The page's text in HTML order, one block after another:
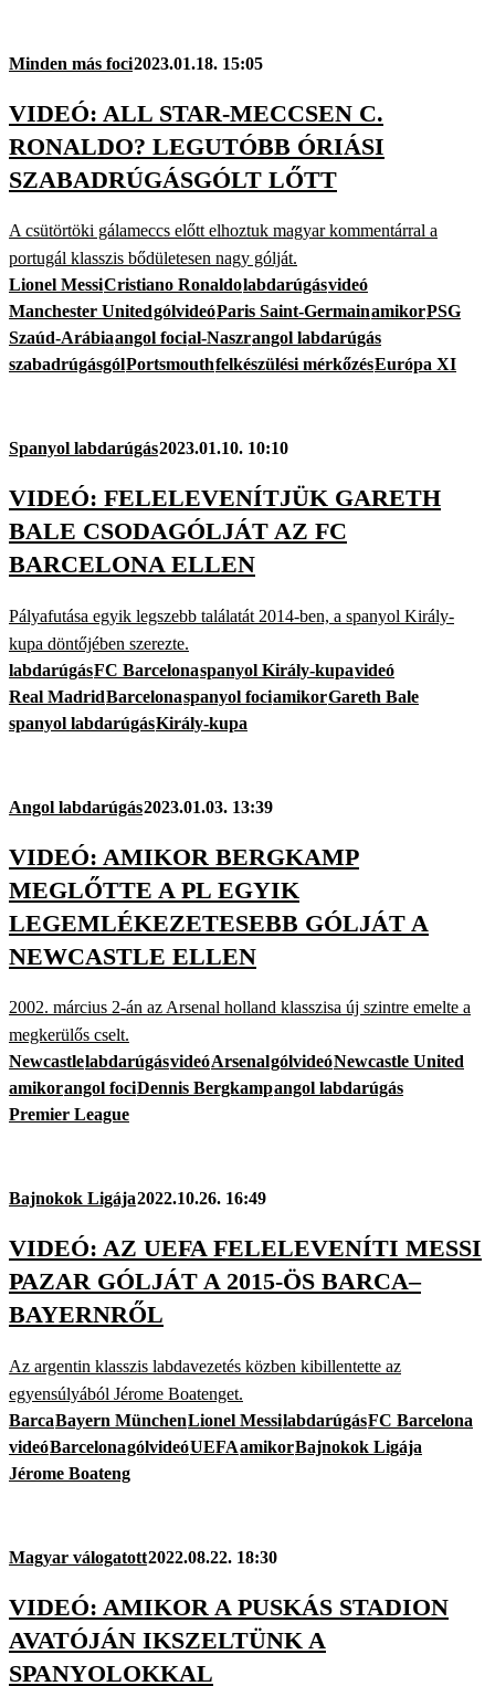
Minden más foci2023.01.18. 15:05
VIDEÓ: ALL STAR-MECCSEN C.
RONALDO? LEGUTÓBB ÓRIÁSI
SZABADRÚGÁSGÓLT LŐTT
A csütörtöki gálameccs előtt elhoztuk magyar kommentárral a
portugál klasszis bődületesen nagy gólját.
Lionel MessiCristiano Ronaldolabdarúgásvideó
Manchester UnitedgólvideóParis Saint-GermainamikorPSG
Szaúd-Arábiaangol focial-Naszrangol labdarúgás
szabadrúgásgólPortsmouthfelkészülési mérkőzésEurópa XI
Spanyol labdarúgás2023.01.10. 10:10
VIDEÓ: FELELEVENÍTJÜK GARETH
BALE CSODAGÓLJÁT AZ FC
BARCELONA ELLEN
Pályafutása egyik legszebb találatát 2014-ben, a spanyol Király-
kupa döntőjében szerezte.
labdarúgásFC Barcelonaspanyol Király-kupavideó
Real MadridBarcelonaspanyol fociamikorGareth Bale
spanyol labdarúgásKirály-kupa
Angol labdarúgás2023.01.03. 13:39
VIDEÓ: AMIKOR BERGKAMP
MEGLŐTTE A PL EGYIK
LEGEMLÉKEZETESEBB GÓLJÁT A
NEWCASTLE ELLEN
2002. március 2-án az Arsenal holland klasszisa új szintre emelte a
megkerülős cselt.
NewcastlelabdarúgásvideóArsenalgólvideóNewcastle United
amikorangol fociDennis Bergkampangol labdarúgás
Premier League
Bajnokok Ligája2022.10.26. 16:49
VIDEÓ: AZ UEFA FELELEVENÍTI MESSI
PAZAR GÓLJÁT A 2015-ÖS BARCA–
BAYERNRŐL
Az argentin klasszis labdavezetés közben kibillentette az
egyensúlyából Jérome Boatenget.
BarcaBayern MünchenLionel MessilabdarúgásFC Barcelona
videóBarcelonagólvideóUEFAamikorBajnokok Ligája
Jérome Boateng
Magyar válogatott2022.08.22. 18:30
VIDEÓ: AMIKOR A PUSKÁS STADION
AVATÓJÁN IKSZELTÜNK A
SPANYOLOKKAL